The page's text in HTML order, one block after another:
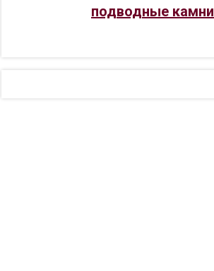
подводные камни